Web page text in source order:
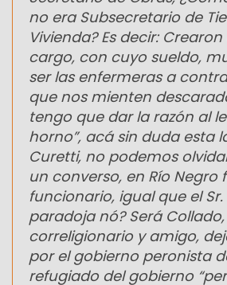
no era Subsecretario de
Vivienda? Es decir:
cargo, con cuyo sueldo,
ser las enfermeras a
que nos mienten
tengo que dar la razón al
horno”, acá sin duda esta
Curetti, no podemos
un converso, en Río Negro
funcionario, igual que el
paradoja nó? Será
correligionario y amigo,
por el gobierno peronista
refugiado del gobierno